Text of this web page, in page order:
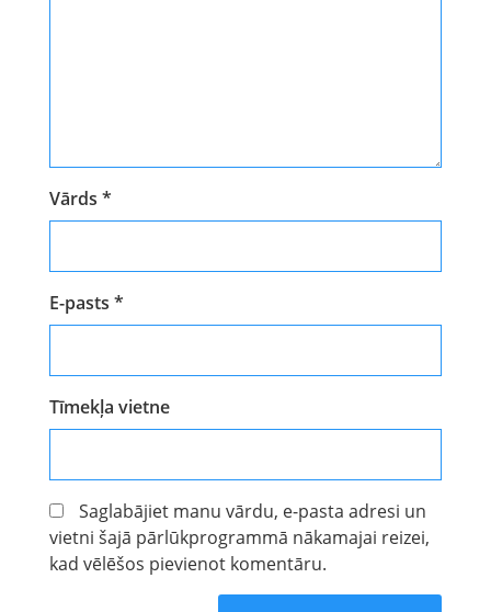
Vārds *
E-pasts *
Tīmekļa vietne
Saglabājiet manu vārdu, e-pasta adresi un
vietni šajā pārlūkprogrammā nākamajai reizei,
kad vēlēšos pievienot komentāru.